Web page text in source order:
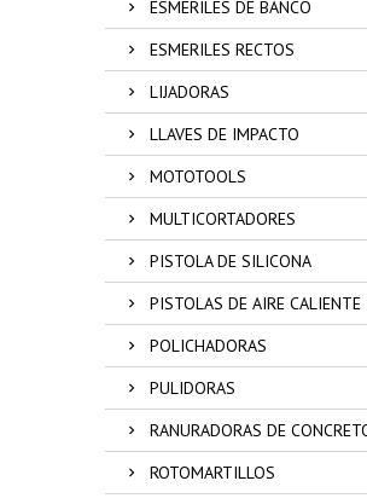
ESMERILES DE BANCO
ESMERILES RECTOS
LIJADORAS
LLAVES DE IMPACTO
MOTOTOOLS
MULTICORTADORES
PISTOLA DE SILICONA
PISTOLAS DE AIRE CALIENTE
POLICHADORAS
PULIDORAS
RANURADORAS DE
ROTOMARTILLOS